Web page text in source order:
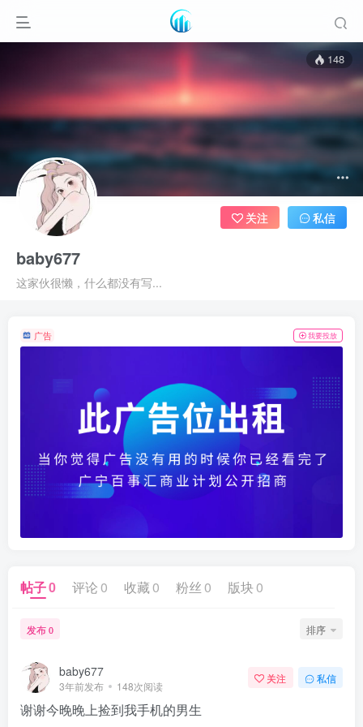
148
baby677
这家伙很懒，什么都没有写...
关注 私信
广告 我要投放
帖子0 评论 0 收藏 0 粉丝 0 版块 0
发布 0 排序
baby677
3年前发布 148次阅读
关注 私信
谢谢今晚晚上捡到我手机的男生